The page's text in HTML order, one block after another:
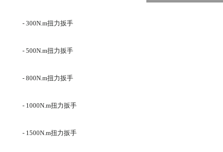
- 300N.m扭力扳手
- 500N.m扭力扳手
- 800N.m扭力扳手
- 1000N.m扭力扳手
- 1500N.m扭力扳手